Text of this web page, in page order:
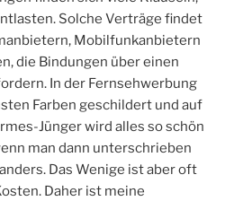
Solche Verträge findet
Mobilfunkanbietern
die Bindungen über einen
In der Fernsehwerbung
Farben geschildert und auf
Jünger wird alles so schön
man dann unterschrieben
Das Wenige ist aber oft
Daher ist meine